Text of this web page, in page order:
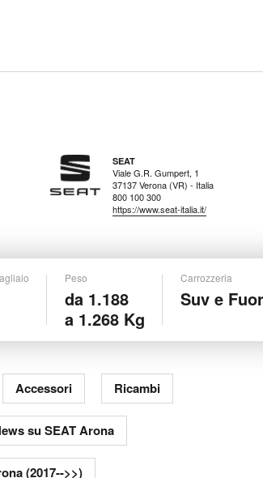
SEAT
Viale G.R. Gumpert, 1
37137 Verona (VR) - Italia
800 100 300
https://www.seat-italia.it/
Peso
da 1.188
a 1.268 Kg
Carrozzeria
Suv e
Accessori Ricambi
su SEAT Arona
(2017-->>)